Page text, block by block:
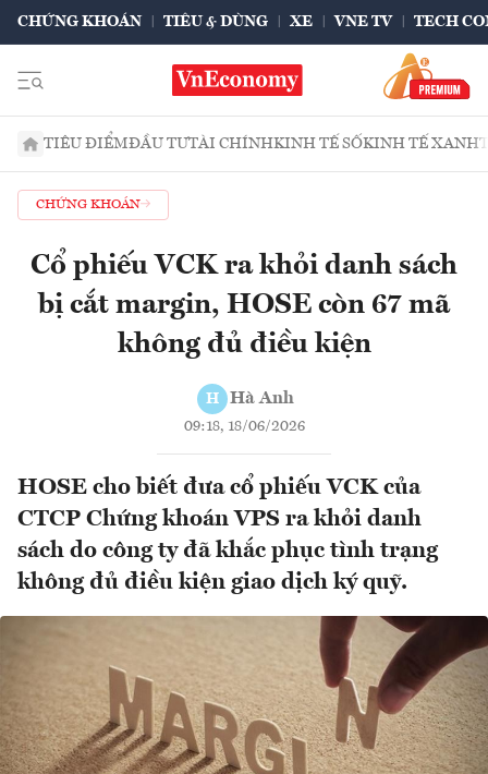
CHỨNG KHOÁN TIÊU & DÙNG XE VNE TV TECH
TIÊU ĐIỂMĐẦU TƯTÀI CHÍNHKINH TẾ SỐKINH TẾ XANH
CHỨNG KHOÁN
Cổ phiếu VCK ra khỏi danh sách
bị cắt margin, HOSE còn 67 mã
không đủ điều kiện
H Hà Anh
09:18, 18/06/2026
HOSE cho biết đưa cổ phiếu VCK của
CTCP Chứng khoán VPS ra khỏi danh
sách do công ty đã khắc phục tình trạng
không đủ điều kiện giao dịch ký quỹ.